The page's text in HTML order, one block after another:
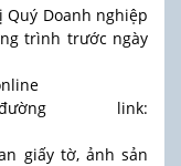
Doanh nghiệp
trình trước ngày
link:
giấy tờ, ảnh sản